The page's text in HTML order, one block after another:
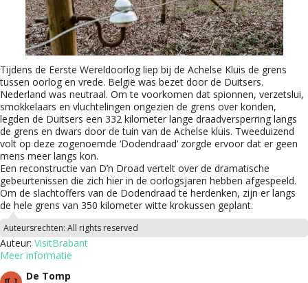
Tijdens de Eerste Wereldoorlog liep bij de Achelse Kluis de grens
tussen oorlog en vrede. België was bezet door de Duitsers.
Nederland was neutraal. Om te voorkomen dat spionnen, verzetslui,
smokkelaars en vluchtelingen ongezien de grens over konden,
legden de Duitsers een 332 kilometer lange draadversperring langs
de grens en dwars door de tuin van de Achelse kluis. Tweeduizend
volt op deze zogenoemde ‘Dodendraad’ zorgde ervoor dat er geen
mens meer langs kon.
Een reconstructie van D’n Droad vertelt over de dramatische
gebeurtenissen die zich hier in de oorlogsjaren hebben afgespeeld.
Om de slachtoffers van de Dodendraad te herdenken, zijn er langs
de hele grens van 350 kilometer witte krokussen geplant.
Auteursrechten: All rights reserved
Auteur: VisitBrabant
Meer informatie
De Tomp